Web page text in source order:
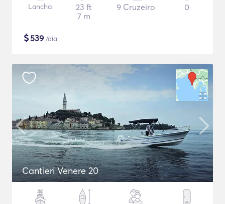
Lancha
23 ft
7 m
9 Cruzeiro 0
$539 /dia
Cantieri Venere 20